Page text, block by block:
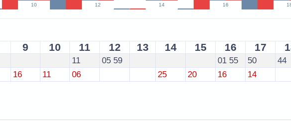
10 12 14 16
9 10 11 12 13 14 15 16 17
11 05 59 01 55 50
44
16 11 06 25 20 16 14